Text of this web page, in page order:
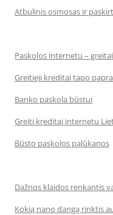
Atbulinis osmosas ir
Paskolos internetu – greitai
Greitieji kreditai tapo
Banko paskola būstui
Greiti kreditai internetu
Būsto paskolos palūkanos
Dažnos klaidos renkantis
Kokią nano dangą rinktis